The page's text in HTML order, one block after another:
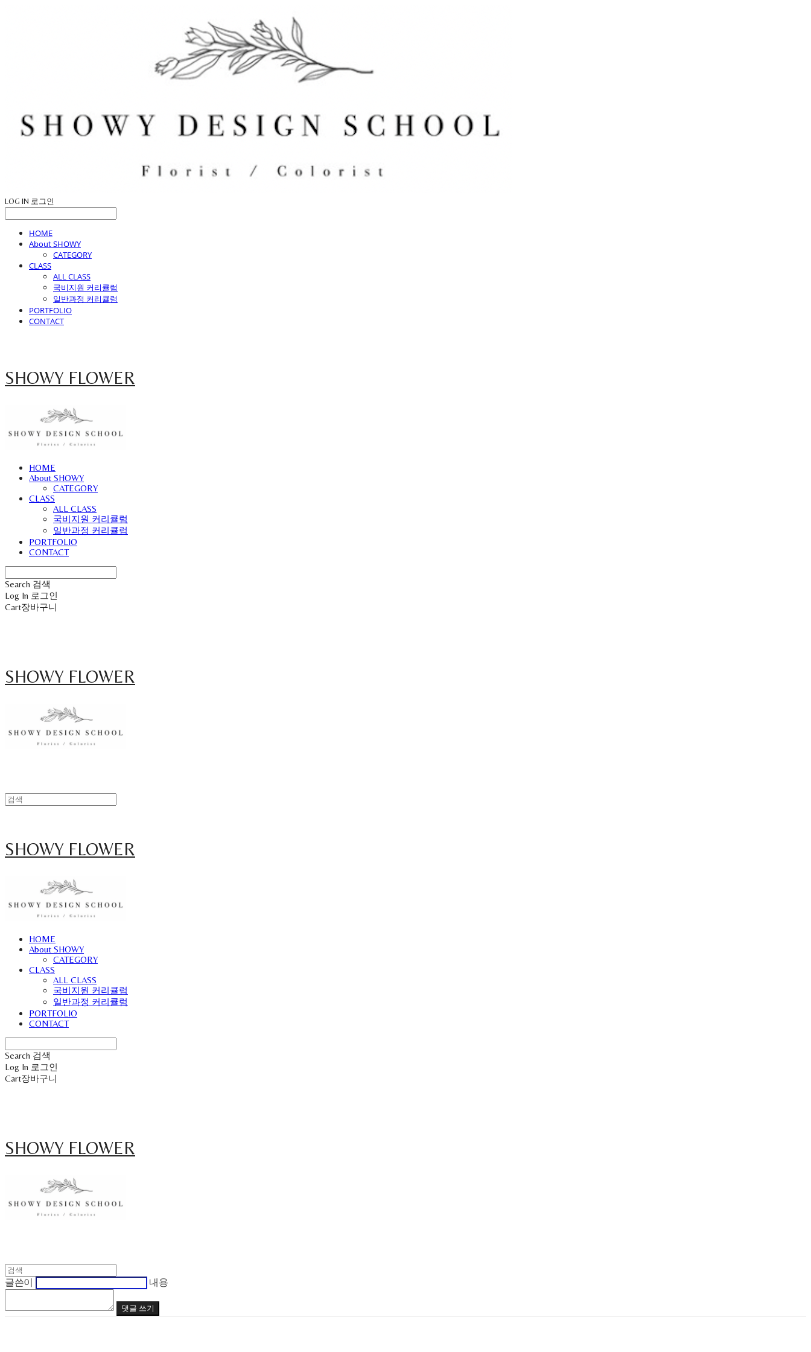
LOG IN 로그인
HOME
About SHOWY
CATEGORY
CLASS
ALL CLASS
국비지원 커리큘럼
일반과정 커리큘럼
PORTFOLIO
CONTACT
SHOWY FLOWER
HOME
About SHOWY
CATEGORY
CLASS
ALL CLASS
국비지원 커리큘럼
일반과정 커리큘럼
PORTFOLIO
CONTACT
Search 검색
Log In 로그인
Cart장바구니
SHOWY FLOWER
SHOWY FLOWER
HOME
About SHOWY
CATEGORY
CLASS
ALL CLASS
국비지원 커리큘럼
일반과정 커리큘럼
PORTFOLIO
CONTACT
Search 검색
Log In 로그인
Cart장바구니
SHOWY FLOWER
글쓴이 내용
댓글 쓰기